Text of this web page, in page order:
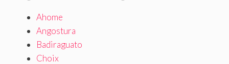
Ahome
Angostura
Badiraguato
Choix